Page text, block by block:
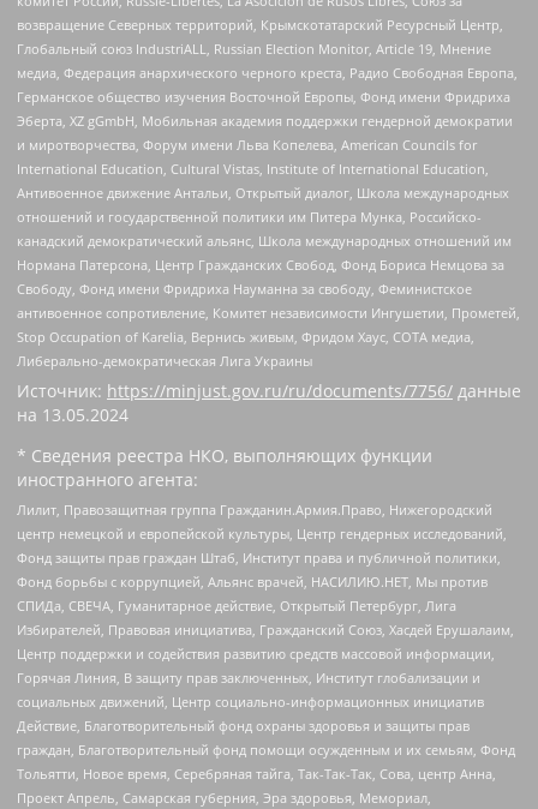
возвращение Северных территорий, Крымскотатарский Ресурсный Центр,
Глобальный союз IndustriALL, Russian Election Monitor, Article 19, Мнение
медиа, Федерация анархического черного креста, Радио Свободная Европа,
Германское общество изучения Восточной Европы, Фонд имени Фридриха
Эберта, XZ gGmbH, Мобильная академия поддержки гендерной демократии
и миротворчества, Форум имени Льва Копелева, American Councils for
International Education, Cultural Vistas, Institute of International Education,
Антивоенное движение Антальи, Открытый диалог, Школа международных
отношений и государственной политики им Питера Мунка, Российско-
канадский демократический альянс, Школа международных отношений им
Нормана Патерсона, Центр Гражданских Свобод, Фонд Бориса Немцова за
Свободу, Фонд имени Фридриха Науманна за свободу, Феминистское
антивоенное сопротивление, Комитет независимости Ингушетии, Прометей,
Stop Occupation of Karelia, Вернись живым, Фридом Хаус, СОТА медиа,
Либерально-демократическая Лига Украины
Источник: https://minjust.gov.ru/ru/documents/7756/ данные
на 13.05.2024
* Сведения реестра НКО, выполняющих функции
иностранного агента:
Лилит, Правозащитная группа Гражданин.Армия.Право, Нижегородский
центр немецкой и европейской культуры, Центр гендерных исследований,
Фонд защиты прав граждан Штаб, Институт права и публичной политики,
Фонд борьбы с коррупцией, Альянс врачей, НАСИЛИЮ.НЕТ, Мы против
СПИДа, СВЕЧА, Гуманитарное действие, Открытый Петербург, Лига
Избирателей, Правовая инициатива, Гражданский Союз, Хасдей Ерушалаим,
Центр поддержки и содействия развитию средств массовой информации,
Горячая Линия, В защиту прав заключенных, Институт глобализации и
социальных движений, Центр социально-информационных инициатив
Действие, Благотворительный фонд охраны здоровья и защиты прав
граждан, Благотворительный фонд помощи осужденным и их семьям, Фонд
Тольятти, Новое время, Серебряная тайга, Так-Так-Так, Сова, центр Анна,
Проект Апрель, Самарская губерния, Эра здоровья, Мемориал,